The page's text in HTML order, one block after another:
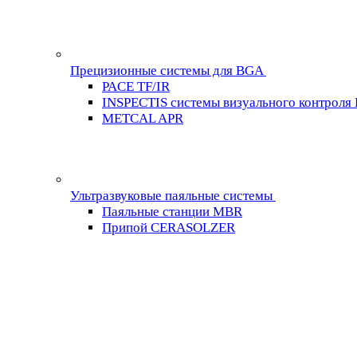
Прецизионные системы для BGA
PACE TF/IR
INSPECTIS системы визуального контроля
METCAL APR
Ультразвуковые паяльные системы
Паяльные станции MBR
Припой CERASOLZER